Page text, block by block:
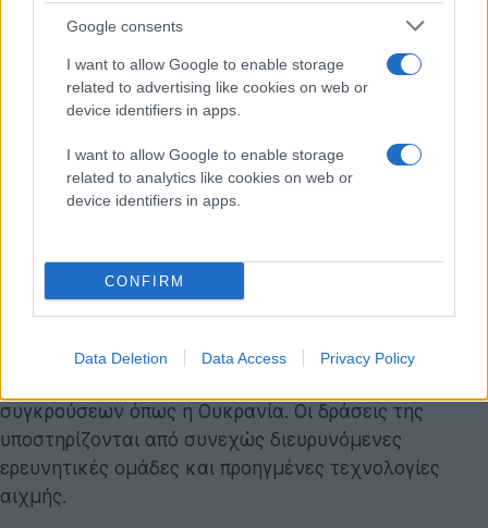
Google consents
I want to allow Google to enable storage
related to advertising like cookies on web or
device identifiers in apps.
I want to allow Google to enable storage
related to analytics like cookies on web or
device identifiers in apps.
CONFIRM
Data Deletion Data Access Privacy Policy
μας. Συμπλήρωσε πως η εταιρεία είναι ιδιαίτερα
πρωτοβουλία, η οποία αποσκοπεί στην από κοινού
ενίσχυση της ανθεκτικότητας απέναντι σε αυτές τις
Ο ρόλος και η τεχνολογία της ESET
Η ESET παραμένει προσηλωμένη στην αποστολή της
για να το πετύχει, αξιοποιεί τη μοναδική της εικόνα
για το παγκόσμιο τοπίο απειλών. Παράλληλα,
επαγγελματιών κυβερνοασφάλειας που προστατεύουν
συγκρούσεων όπως η Ουκρανία. Οι δράσεις της
υποστηρίζονται από συνεχώς διευρυνόμενες
ερευνητικές ομάδες και προηγμένες τεχνολογίες
αιχμής.